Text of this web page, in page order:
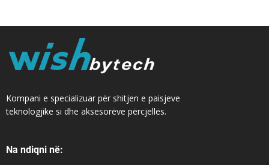
Kompani e specializuar për shitjen e paisjeve
teknologjike si dhe aksesorëve përcjellës.
Na ndiqni në: